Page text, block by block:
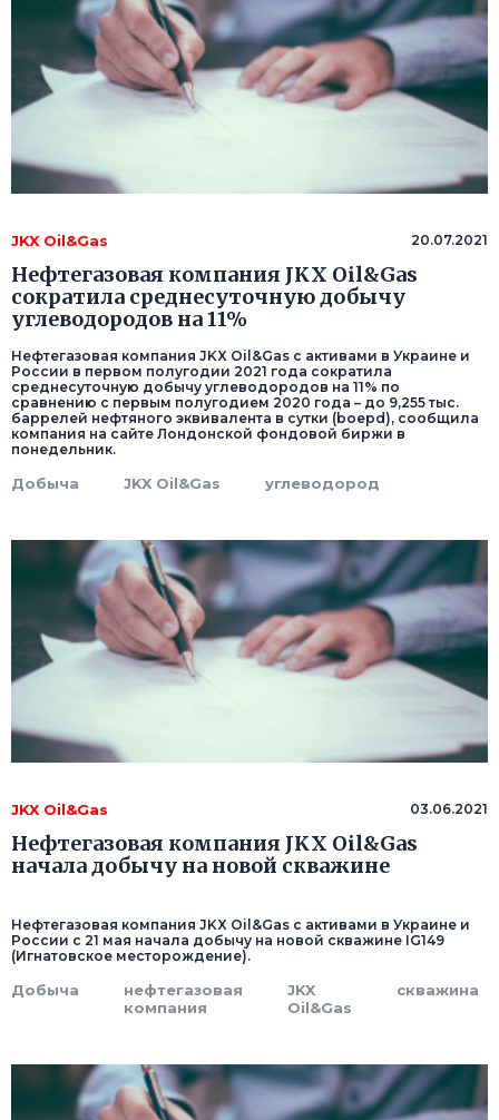
JKX Oil&Gas 20.07.2021
Нефтегазовая компания JKX Oil&Gas
сократила среднесуточную добычу
углеводородов на 11%
Нефтегазовая компания JKX Oil&Gas с активами в Украине и
России в первом полугодии 2021 года сократила
среднесуточную добычу углеводородов на 11% по
сравнению с первым полугодием 2020 года – до 9,255 тыс.
баррелей нефтяного эквивалента в сутки (boepd), сообщила
компания на сайте Лондонской фондовой биржи в
понедельник.
Добыча JKX Oil&Gas углеводород
JKX Oil&Gas 03.06.2021
Нефтегазовая компания JKX Oil&Gas
начала добычу на новой скважине
Нефтегазовая компания JKX Oil&Gas с активами в Украине и
России с 21 мая начала добычу на новой скважине IG149
(Игнатовское месторождение).
Добыча
нефтегазовая
компания
JKX
Oil&Gas
скважина